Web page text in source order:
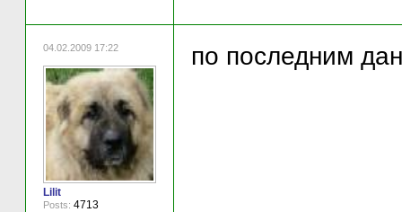
04.02.2009 17:22
Lilit
Posts: 4713
по последним